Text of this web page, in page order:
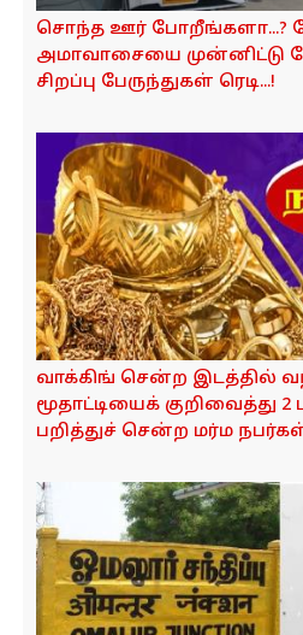
சொந்த ஊர் போறீங்களா...?
அமாவாசையை முன்னிட்டு
சிறப்பு பேருந்துகள் ரெடி...!
வாக்கிங் சென்ற இடத்தில்
மூதாட்டியைக் குறிவைத்து
பறித்துச் சென்ற மர்ம